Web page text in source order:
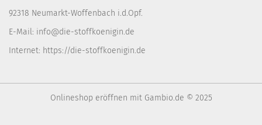
92318 Neumarkt-Woffenbach i.d.Opf.
E-Mail: info@die-stoffkoenigin.de
Internet: https://die-stoffkoenigin.de
Onlineshop eröffnen mit Gambio.de © 2025